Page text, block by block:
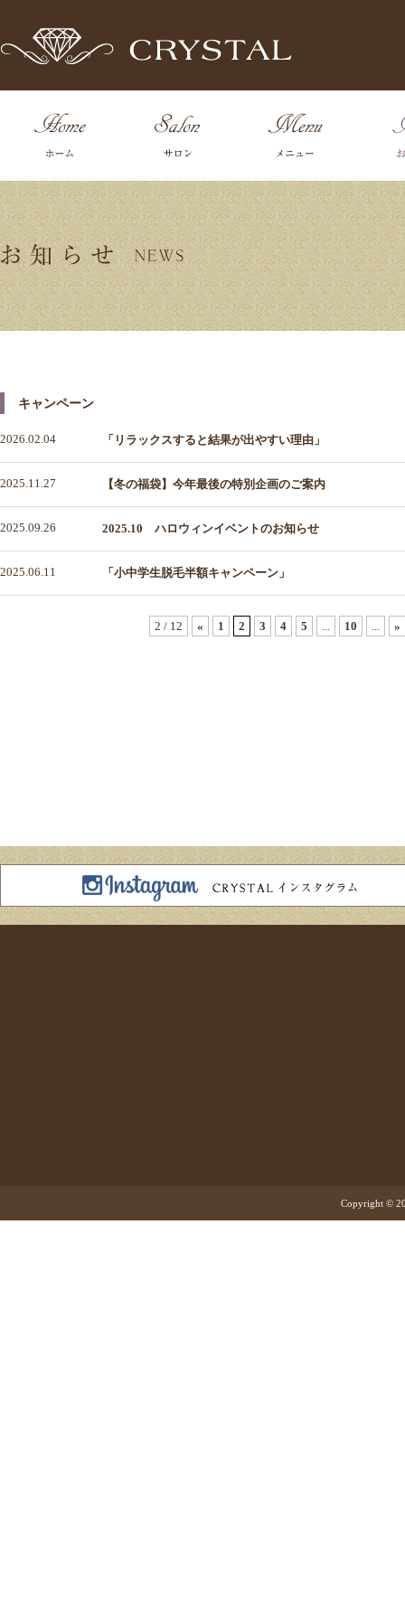
キャンペーン
2026.02.04 「リラックスすると結果が出やすい理由」
2025.11.27 【冬の福袋】今年最後の特別企画のご案内
2025.09.26 2025.10 ハロウィンイベントのお知らせ
2025.06.11 「小中学生脱毛半額キャンペーン」
2 / 12 « 1 2 3 4 5 ... 10 ... »
Copyright ©